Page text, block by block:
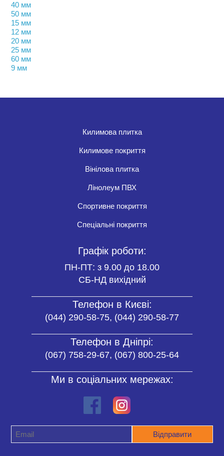
40 мм
50 мм
15 мм
12 мм
20 мм
25 мм
60 мм
9 мм
Килимова плитка
Килимове покриття
Вінілова плитка
Лінолеум ПВХ
Спортивне покриття
Спеціальні покриття
Графік роботи:
ПН-ПТ: з 9.00 до 18.00
СБ-НД вихідний
Телефон в Києві:
(044) 290-58-75, (044) 290-58-77
Телефон в Дніпрі:
(067) 758-29-67, (067) 800-25-64
Ми в соціальних мережах: